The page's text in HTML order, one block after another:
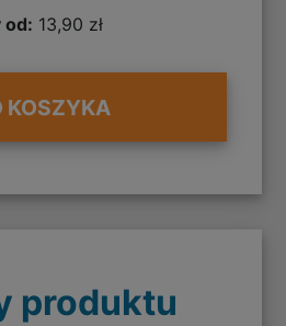
od: 13,90 zł
KOSZYKA
produktu